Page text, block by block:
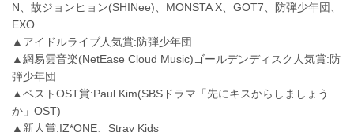
N、故ジョンヒョン(SHINee)、MONSTA X、GOT7、防弾少年団、
EXO
▲アイドルライブ人気賞:防弾少年団
▲網易雲音楽(NetEase Cloud Music)ゴールデンディスク人気賞:防
弾少年団
▲ベストOST賞:Paul Kim(SBSドラマ「先にキスからしましょう
か」OST)
▲新人賞:IZ*ONE、Stray Kids